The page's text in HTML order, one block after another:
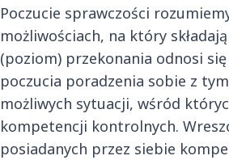
Poczucie sprawczości
możliwościach, na który
(poziom) przekonania odnosi
poczucia poradzenia sobie z
możliwych sytuacji, wśród
kompetencji kontrolnych.
posiadanych przez siebie